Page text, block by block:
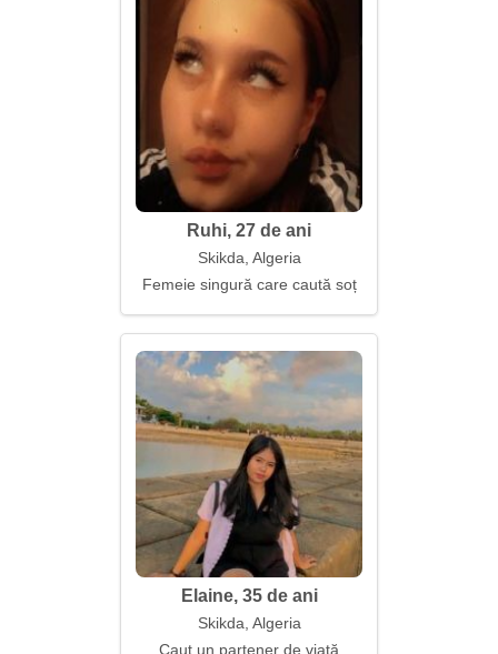
Ruhi, 27 de ani
Skikda, Algeria
Femeie singură care caută soț
Elaine, 35 de ani
Skikda, Algeria
Caut un partener de viață